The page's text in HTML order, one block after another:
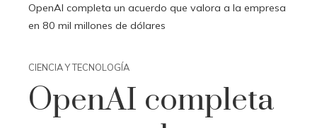
OpenAI completa un acuerdo que valora a la empresa
en 80 mil millones de dólares
CIENCIA Y TECNOLOGÍA
OpenAI completa